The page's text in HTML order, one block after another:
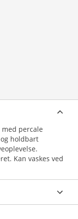
percale
holdbart
Kan vaskes ved